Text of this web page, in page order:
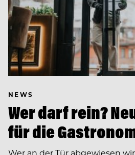
NEWS
Wer darf rein?
für die
Wer an der Tür abgewiesen